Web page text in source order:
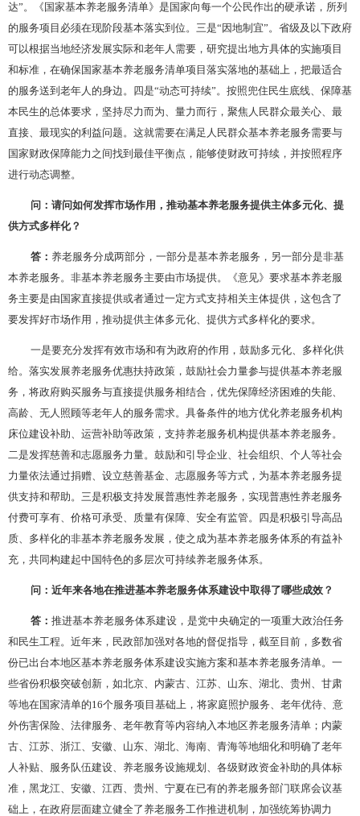
达”。《国家基本养老服务清单》是国家向每一个公民作出的硬承诺，所列
的服务项目必须在现阶段基本落实到位。三是“因地制宜”。省级及以下政府
可以根据当地经济发展实际和老年人需要，研究提出地方具体的实施项目
和标准，在确保国家基本养老服务清单项目落实落地的基础上，把最适合
的服务送到老年人的身边。四是“动态可持续”。按照兜住民生底线、保障基
本民生的总体要求，坚持尽力而为、量力而行，聚焦人民群众最关心、最
直接、最现实的利益问题。这就需要在满足人民群众基本养老服务需要与
国家财政保障能力之间找到最佳平衡点，能够使财政可持续，并按照程序
进行动态调整。
问：请问如何发挥市场作用，推动基本养老服务提供主体多元化、提
供方式多样化？
答： 养老服务分成两部分，一部分是基本养老服务，另一部分是非基
本养老服务。非基本养老服务主要由市场提供。《意见》要求基本养老服
务主要是由国家直接提供或者通过一定方式支持相关主体提供，这包含了
要发挥好市场作用，推动提供主体多元化、提供方式多样化的要求。
一是要充分发挥有效市场和有为政府的作用，鼓励多元化、多样化供
给。落实发展养老服务优惠扶持政策，鼓励社会力量参与提供基本养老服
务，将政府购买服务与直接提供服务相结合，优先保障经济困难的失能、
高龄、无人照顾等老年人的服务需求。具备条件的地方优化养老服务机构
床位建设补助、运营补助等政策，支持养老服务机构提供基本养老服务。
二是发挥慈善和志愿服务力量。鼓励和引导企业、社会组织、个人等社会
力量依法通过捐赠、设立慈善基金、志愿服务等方式，为基本养老服务提
供支持和帮助。三是积极支持发展普惠性养老服务，实现普惠性养老服务
付费可享有、价格可承受、质量有保障、安全有监管。四是积极引导高品
质、多样化的非基本养老服务发展，使之成为基本养老服务体系的有益补
充，共同构建起中国特色的多层次可持续养老服务体系。
问：近年来各地在推进基本养老服务体系建设中取得了哪些成效？
答： 推进基本养老服务体系建设，是党中央确定的一项重大政治任务
和民生工程。近年来，民政部加强对各地的督促指导，截至目前，多数省
份已出台本地区基本养老服务体系建设实施方案和基本养老服务清单。一
些省份积极突破创新，如北京、内蒙古、江苏、山东、湖北、贵州、甘肃
等地在国家清单的16个服务项目基础上，将家庭照护服务、老年优待、意
外伤害保险、法律服务、老年教育等内容纳入本地区养老服务清单；内蒙
古、江苏、浙江、安徽、山东、湖北、海南、青海等地细化和明确了老年
人补贴、服务队伍建设、养老服务设施规划、各级财政资金补助的具体标
准，黑龙江、安徽、江西、贵州、宁夏在已有的养老服务部门联席会议基
础上，在政府层面建立健全了养老服务工作推进机制，加强统筹协调力